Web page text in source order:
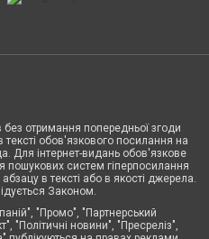
без отримання попередньої згоди
обов'язкового посилання на
Для інтернет-видань обов'язкове
пошукових систем гіперпосилання
в тексті або в якості джерела.
Законом.
"Промо", "Партнерський
"Політичні новини", "Пресреліз",